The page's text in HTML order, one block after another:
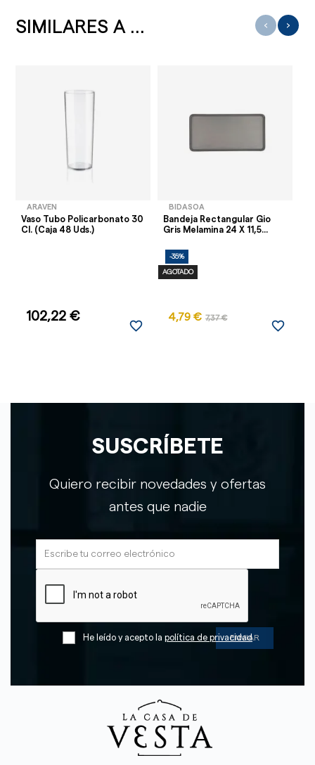
SIMILARES A ...
ARAVEN
Vaso Tubo Policarbonato 30
Cl. (Caja 48 Uds.)
102,22 €
favorite_border
BIDASOA
Bandeja Rectangular Gio
Gris Melamina 24 X 11,5...
-35%
AGOTADO
4,79 € 7,37 €
favorite_border
‹ ›
SUSCRÍBETE
Quiero recibir novedades y ofertas
antes que nadie
He leído y acepto la política de privacidad